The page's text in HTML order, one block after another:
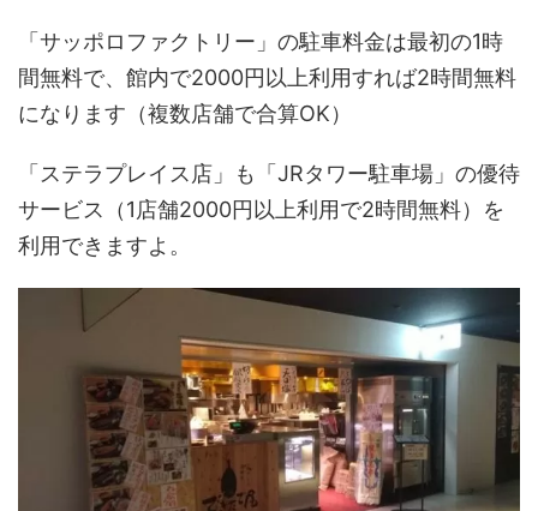
「サッポロファクトリー」の駐車料金は最初の1時
間無料で、館内で2000円以上利用すれば2時間無料
になります（複数店舗で合算OK）
「ステラプレイス店」も「JRタワー駐車場」の優待
サービス（1店舗2000円以上利用で2時間無料）を
利用できますよ。